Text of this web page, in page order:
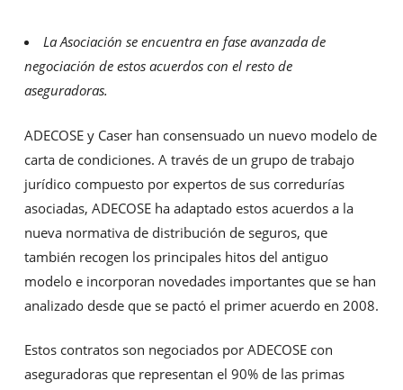
La Asociación se encuentra en fase avanzada de
negociación de estos acuerdos con el resto de
aseguradoras.
ADECOSE y Caser han consensuado un nuevo modelo de
carta de condiciones. A través de un grupo de trabajo
jurídico compuesto por expertos de sus corredurías
asociadas, ADECOSE ha adaptado estos acuerdos a la
nueva normativa de distribución de seguros, que
también recogen los principales hitos del antiguo
modelo e incorporan novedades importantes que se han
analizado desde que se pactó el primer acuerdo en 2008.
Estos contratos son negociados por ADECOSE con
aseguradoras que representan el 90% de las primas